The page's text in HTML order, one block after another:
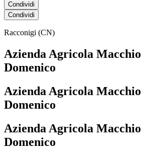
Condividi
Condividi
Racconigi (CN)
Azienda Agricola
Domenico
Azienda Agricola
Domenico
Azienda Agricola
Domenico